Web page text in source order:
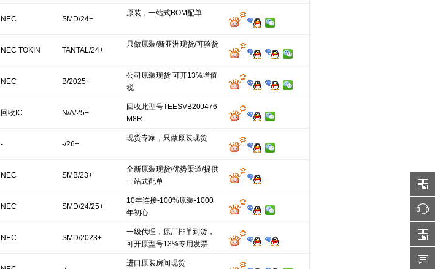
NEC SMD/24+
原装，一站式BOM配单
NEC TOKIN TANTAL/24+
只做原装/新亚洲现货/可验货
NEC B/2025+
公司原装现货 可开13%增值
税
回收IC N/A/25+
回收此型号TEESVB20J476
M8R
- -/26+
现货专家，只做原装现货
NEC SMB/23+
全新原装现货/优势渠道/提供
一站式配单
NEC SMD/24/25+
10年连接-100%原装-1000
年初心
NEC SMD/2023+
一级代理，原厂排单到货，
可开原型号13%专用发票
进口原装房间现货